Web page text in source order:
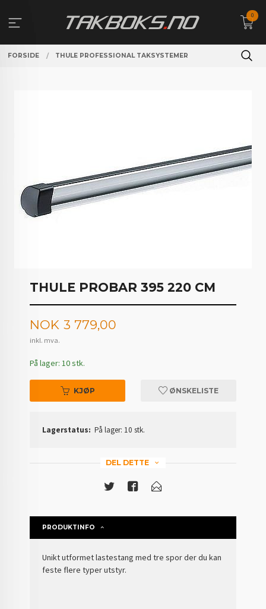
innholdet
0
FORSIDE THULE PROFESSIONAL TAKSYSTEMER
THULE PROBAR 395 220 CM
Pris
NOK 3 779,00
inkl. mva.
På lager: 10 stk.
KJØP ØNSKELISTE
Lagerstatus: På lager: 10 stk.
DEL DETTE
PRODUKTINFO
Unikt utformet lastestang med tre spor der du kan
feste flere typer utstyr.